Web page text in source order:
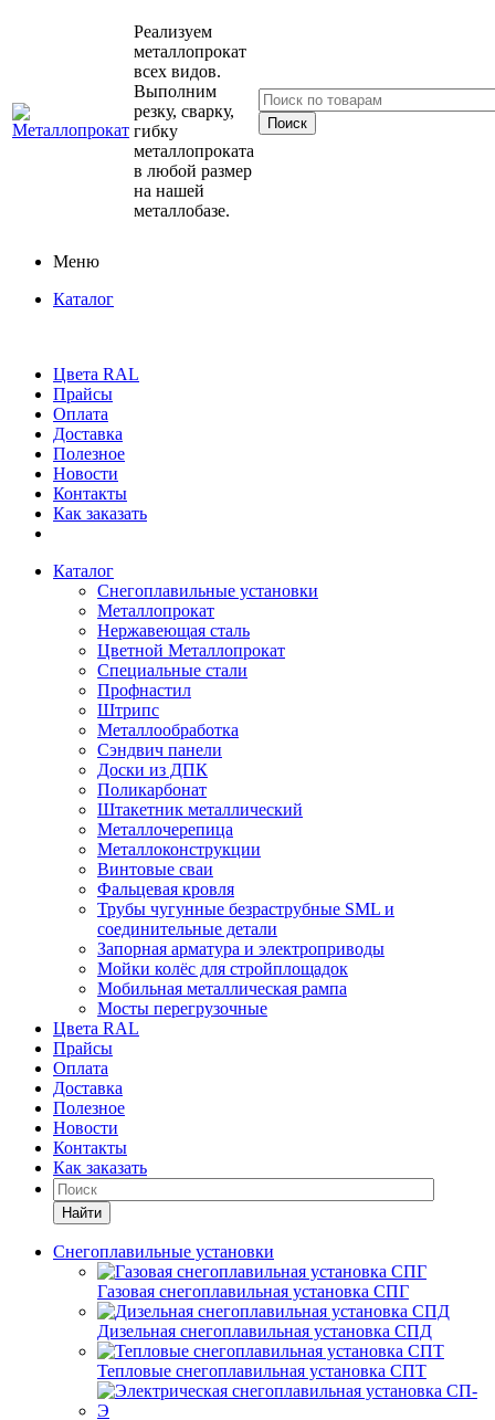
Реализуем
металлопрокат
всех видов.
Выполним
резку, сварку,
гибку
металлопроката
в любой размер
на нашей
металлобазе.
Меню
Каталог
Цвета RAL
Прайсы
Оплата
Доставка
Полезное
Новости
Контакты
Как заказать
Каталог
Снегоплавильные установки
Металлопрокат
Нержавеющая сталь
Цветной Металлопрокат
Специальные стали
Профнастил
Штрипс
Металлообработка
Сэндвич панели
Доски из ДПК
Поликарбонат
Штакетник металлический
Металлочерепица
Металлоконструкции
Винтовые сваи
Фальцевая кровля
Трубы чугунные безраструбные SML и
соединительные детали
Запорная арматура и электроприводы
Мойки колёс для стройплощадок
Мобильная металлическая рампа
Мосты перегрузочные
Цвета RAL
Прайсы
Оплата
Доставка
Полезное
Новости
Контакты
Как заказать
Найти
Снегоплавильные установки
Газовая снегоплавильная установка СПГ
Дизельная снегоплавильная установка СПД
Тепловые снегоплавильная установка СПТ